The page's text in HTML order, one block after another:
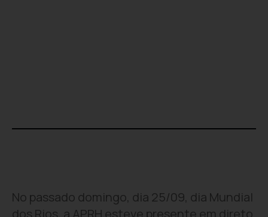
No passado domingo, dia 25/09, dia Mundial